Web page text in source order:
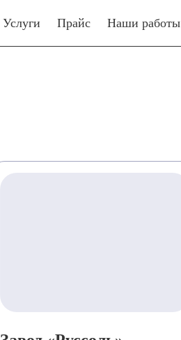
Услуги Прайс Наши работы